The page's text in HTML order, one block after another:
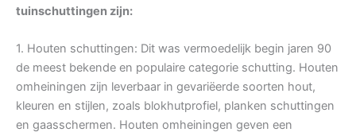
tuinschuttingen zijn:
1. Houten schuttingen: Dit was vermoedelijk begin jaren 90
de meest bekende en populaire categorie schutting. Houten
omheiningen zijn leverbaar in gevariëerde soorten hout,
kleuren en stijlen, zoals blokhutprofiel, planken schuttingen
en gaasschermen. Houten omheiningen geven een